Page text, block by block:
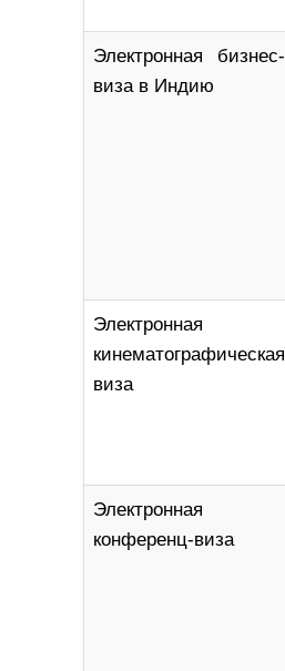
Электронная бизнес-
виза в Индию
Электронная
кинематографическая
виза
Электронная
конференц-виза